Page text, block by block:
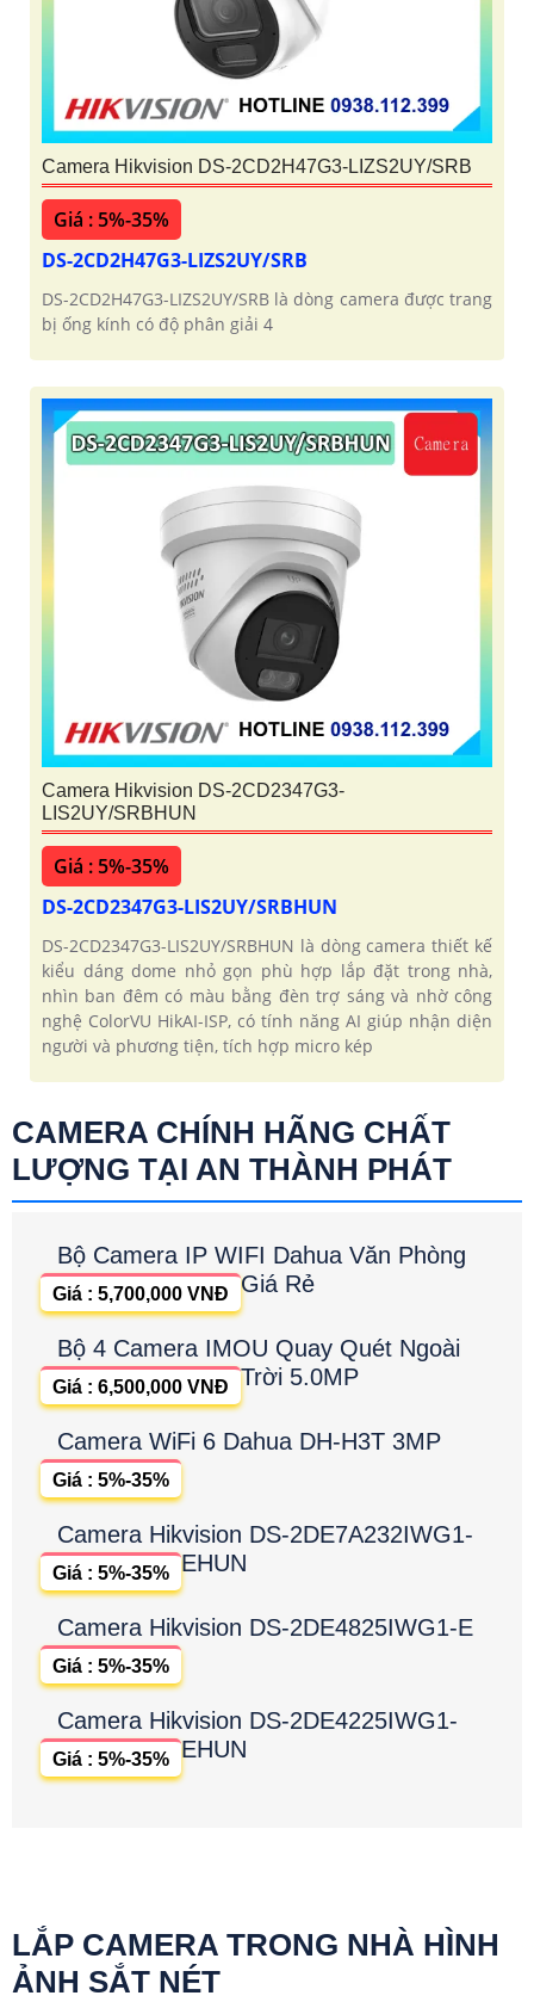
Camera Hikvision DS-2CD2H47G3-LIZS2UY/SRB
Giá : 5%-35%
DS-2CD2H47G3-LIZS2UY/SRB
DS-2CD2H47G3-LIZS2UY/SRB là dòng camera được trang
bị ống kính có độ phân giải 4
Camera Hikvision DS-2CD2347G3-
LIS2UY/SRBHUN
Giá : 5%-35%
DS-2CD2347G3-LIS2UY/SRBHUN
DS-2CD2347G3-LIS2UY/SRBHUN là dòng camera thiết kế
kiểu dáng dome nhỏ gọn phù hợp lắp đặt trong nhà,
nhìn ban đêm có màu bằng đèn trợ sáng và nhờ công
nghệ ColorVU HikAI-ISP, có tính năng AI giúp nhận diện
người và phương tiện, tích hợp micro kép
CAMERA CHÍNH HÃNG CHẤT
LƯỢNG TẠI AN THÀNH PHÁT
Bộ Camera IP WIFI Dahua Văn Phòng
Giá Rẻ
Giá : 5,700,000 VNĐ
Bộ 4 Camera IMOU Quay Quét Ngoài
Trời 5.0MP
Giá : 6,500,000 VNĐ
Camera WiFi 6 Dahua DH-H3T 3MP
Giá : 5%-35%
Camera Hikvision DS-2DE7A232IWG1-
EHUN
Giá : 5%-35%
Camera Hikvision DS-2DE4825IWG1-E
Giá : 5%-35%
Camera Hikvision DS-2DE4225IWG1-
EHUN
Giá : 5%-35%
LẮP CAMERA TRONG NHÀ HÌNH
ẢNH SẮT NÉT